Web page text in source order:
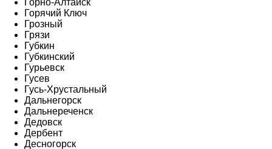
Горно-Алтайск
Горячий Ключ
Грозный
Грязи
Губкин
Губкинский
Гурьевск
Гусев
Гусь-Хрустальный
Дальнегорск
Дальнереченск
Дедовск
Дербент
Десногорск